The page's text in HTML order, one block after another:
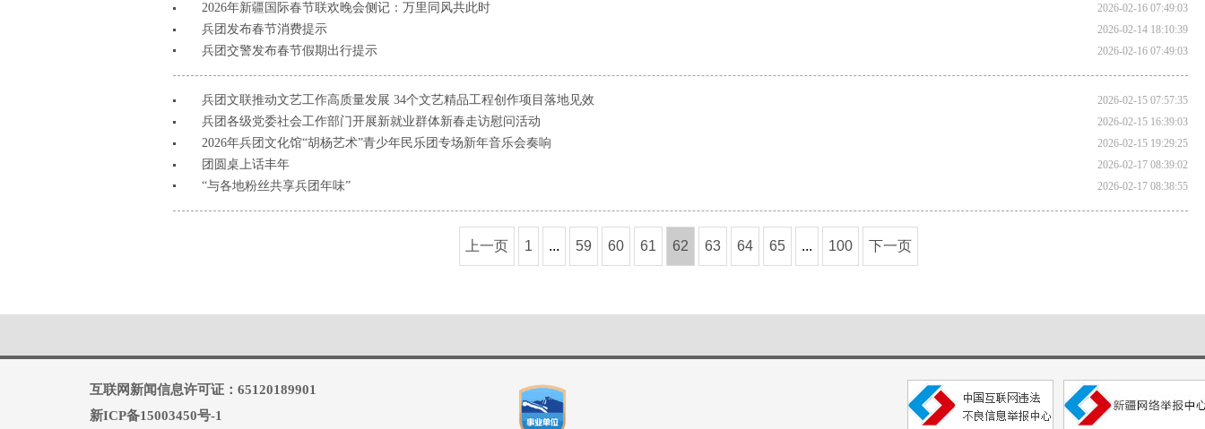
2026年新疆国际春节联欢晚会侧记：万里同风共此时 2026-02-16 07:49:03
兵团发布春节消费提示 2026-02-14 18:10:39
兵团交警发布春节假期出行提示 2026-02-16 07:49:03
兵团文联推动文艺工作高质量发展 34个文艺精品工程创作项目落地见效 2026-02-15 07:57:35
兵团各级党委社会工作部门开展新就业群体新春走访慰问活动 2026-02-15 16:39:03
2026年兵团文化馆“胡杨艺术”青少年民乐团专场新年音乐会奏响 2026-02-15 19:29:25
团圆桌上话丰年 2026-02-17 08:39:02
“与各地粉丝共享兵团年味” 2026-02-17 08:38:55
上一页 1 ... 59 60 61 62 63 64 65 ... 100 下一页
互联网新闻信息许可证：65120189901
新ICP备15003450号-1